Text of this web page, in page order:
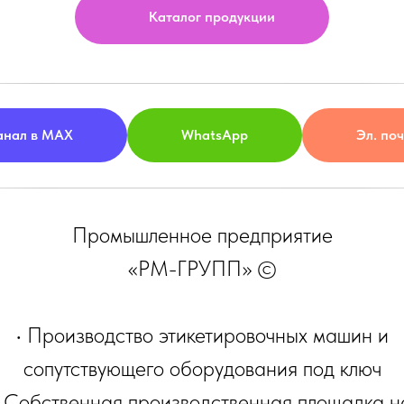
Каталог продукции
в MAX WhatsApp Эл.
Промышленное предприятие
«РМ-ГРУПП» ©
• Производство этикетировочных машин и
сопутствующего оборудования под ключ